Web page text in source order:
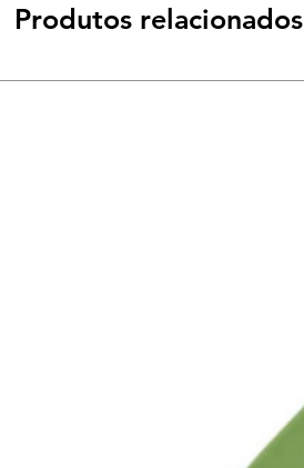
Produtos relacionados